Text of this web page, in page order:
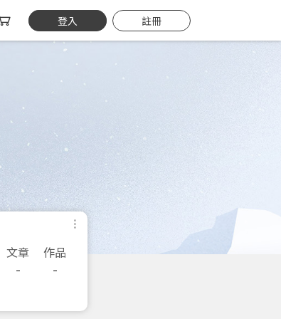
登入 註冊
文章
-
作品
-